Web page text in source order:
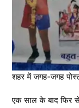
शहर में जगह-जगह
एक साल के बाद फिर